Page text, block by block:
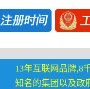
13年互联网品牌,8
知名的集团以及政